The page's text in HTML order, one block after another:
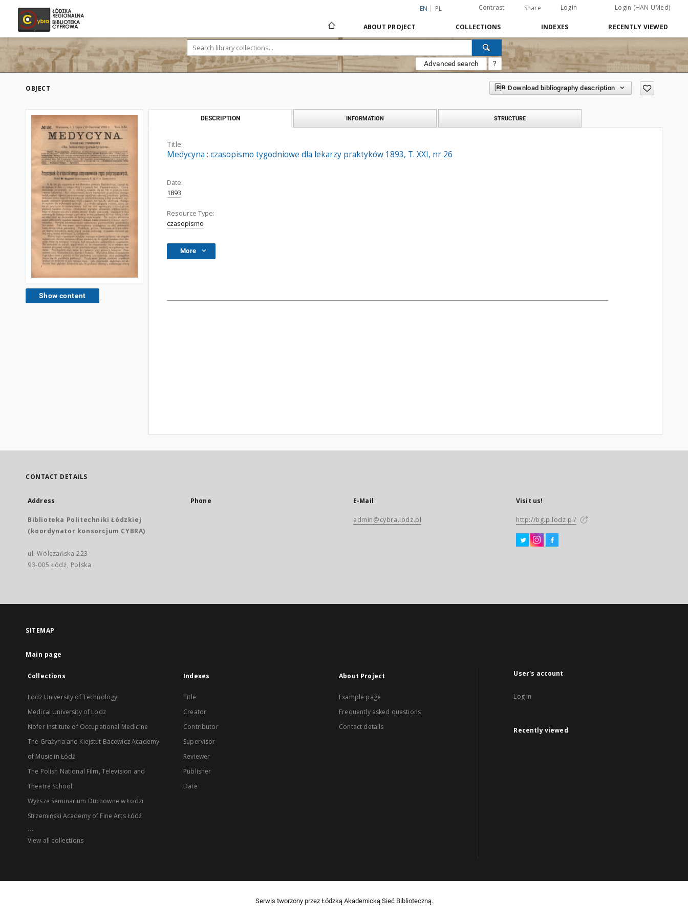
EN PL Contrast Share Login Login (HAN UMed)
ABOUT PROJECT COLLECTIONS INDEXES RECENTLY VIEWED
Advanced search ?
OBJECT Download bibliography description
Show content
DESCRIPTION INFORMATION STRUCTURE
Title:
Medycyna : czasopismo tygodniowe dla lekarzy praktyków 1893, T. XXI, nr 26
Date:
1893
Resource Type:
czasopismo
More
CONTACT DETAILS
Address
Biblioteka Politechniki Łódzkiej
(koordynator konsorcjum CYBRA)
ul. Wólczańska 223
93-005 Łódź, Polska
Phone E-Mail
admin@cybra.lodz.pl
Visit us!
http://bg.p.lodz.pl/
SITEMAP
Main page
Collections
Lodz University of Technology
Medical University of Lodz
Nofer Institute of Occupational Medicine
The Grażyna and Kiejstut Bacewicz Academy
of Music in Łódź
The Polish National Film, Television and
Theatre School
Wyższe Seminarium Duchowne w Łodzi
Strzemiński Academy of Fine Arts Łódź
...
View all collections
Indexes
Title
Creator
Contributor
Supervisor
Reviewer
Publisher
Date
About Project
Example page
Frequently asked questions
Contact details
User's account
Log in
Recently viewed
Serwis tworzony przez Łódzką Akademicką Sieć Biblioteczną.